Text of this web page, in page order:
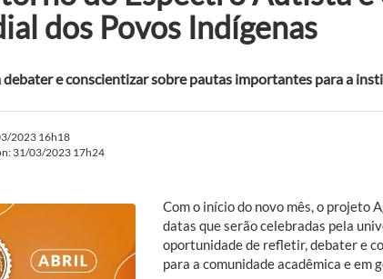
dos Povos Indígenas
debater e conscientizar sobre pautas importantes para a
2023 16h18
31/03/2023 17h24
Com o início do novo mês, o projeto
datas que serão celebradas pela
oportunidade de refletir, debater e
para a comunidade acadêmica e em